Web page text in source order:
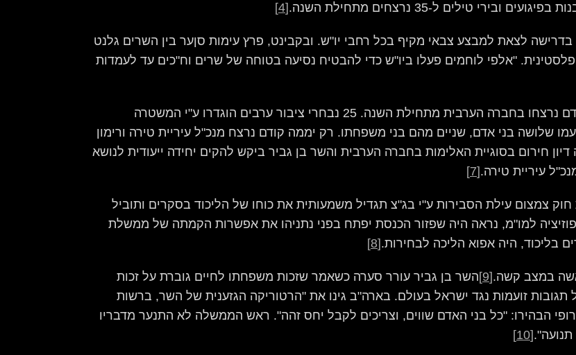
ובירי טילים ל-35 נרצחים מתחילת השנה. [4]
בדרישה לצאת למבצע צבאי מקיף בכל רחבי יו"ש. ובקבינט, פרץ עימות סןער בין השרים גלנט
"אלפי לוחמים פעלו ביו"ש כדי להבטיח נסיעה בטוחה של שרים וח"כים עד לעמדות
ובחברה הערבית- תחושה של אבדן שליטה. 158 בני אדם נרצחו בחברה הערבית מתחילת השנה. 25 נבחרי ציבור ערבים הוגדרו ע"י המשטרה
שלושה בני אדם, שניים מהם בני משפחתו. רק יממה קודם נרצח מנכ"ל עיריית טירה ורימון
חירום בסוגיית האלימות בחברה הערבית והשר בן גביר ביקש להקים יחידה ייעודית לנושא
עיריית טירה.[7]
צמצום עילת הסבירות ע"י בג"צ תגדיל משמעותית את כוחו של הליכוד בסקרים ותוביל
למו"מ, נראה היה שפזור הכנסת יפתח בפני נתניהו את אפשרות הקמתה של ממשלת
בליכוד, היה אפוא הליכה לבחירות.[8]
במצב קשה.[9]
השר בן גביר עורר סערה כשאמר שזכות משפחתו לחיים גוברת על זכות
זועמות נגד ישראל בעולם. בארה"ב גינו את "הרטוריקה הגזענית של השר, ברשות
הבהירו: "כל בני האדם שווים, וצריכים לקבל יחס זהה". ראש הממשלה לא התנער מדבריו
[10]